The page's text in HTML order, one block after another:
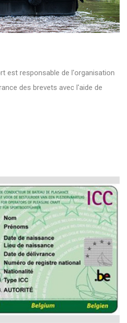
est responsable de l'organisation
des brevets avec l'aide de